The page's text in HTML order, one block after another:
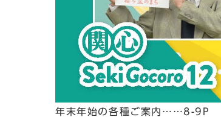
年末年始の各種ご案内……8-9P